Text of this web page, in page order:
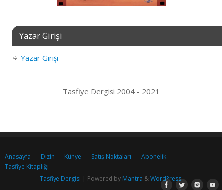
Yazar Girişi
Yazar Girişi
Tasfiye Dergisi 2004 - 2021
Anasayfa Dizin Künye Satış Noktaları
Abonelik
Tasfiye Kitaplığı
Tasfiye Dergisi | Powered by Mantra &WordPress.